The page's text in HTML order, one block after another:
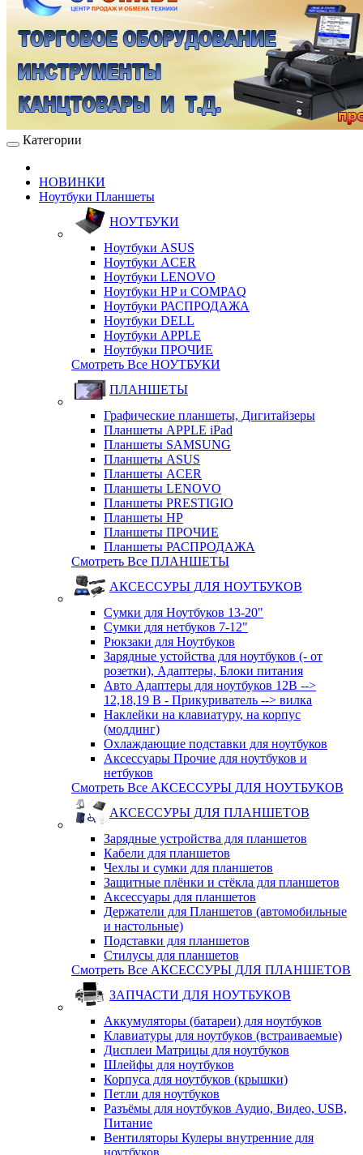
Категории
НОВИНКИ
Ноутбуки Планшеты
НОУТБУКИ
Ноутбуки ASUS
Ноутбуки ACER
Ноутбуки LENOVO
Ноутбуки HP и COMPAQ
Ноутбуки РАСПРОДАЖА
Ноутбуки DELL
Ноутбуки APPLE
Ноутбуки ПРОЧИЕ
Смотреть Все НОУТБУКИ
ПЛАНШЕТЫ
Графические планшеты, Дигитайзеры
Планшеты APPLE iPad
Планшеты SAMSUNG
Планшеты ASUS
Планшеты ACER
Планшеты LENOVO
Планшеты PRESTIGIO
Планшеты HP
Планшеты ПРОЧИЕ
Планшеты РАСПРОДАЖА
Смотреть Все ПЛАНШЕТЫ
АКСЕССУРЫ ДЛЯ НОУТБУКОВ
Сумки для Ноутбуков 13-20"
Сумки для нетбуков 7-12"
Рюкзаки для Ноутбуков
Зарядные устойства для ноутбуков (- от
розетки), Адаптеры, Блоки питания
Авто Адаптеры для ноутбуков 12В -->
12,18,19 В - Прикуриватель --> вилка
Наклейки на клавиатуру, на корпус
(моддинг)
Охлаждающие подставки для ноутбуков
Аксессуары Прочие для ноутбуков и
нетбуков
Смотреть Все АКСЕССУРЫ ДЛЯ НОУТБУКОВ
АКСЕССУРЫ ДЛЯ ПЛАНШЕТОВ
Зарядные устройства для планшетов
Кабели для планшетов
Чехлы и сумки для планшетов
Защитные плёнки и стёкла для планшетов
Аксессуары для планшетов
Держатели для Планшетов (автомобильные
и настольные)
Подставки для планшетов
Стилусы для планшетов
Смотреть Все АКСЕССУРЫ ДЛЯ ПЛАНШЕТОВ
ЗАПЧАСТИ ДЛЯ НОУТБУКОВ
Аккумуляторы (батареи) для ноутбуков
Клавиатуры для ноутбуков (встраиваемые)
Дисплеи Матрицы для ноутбуков
Шлейфы для ноутбуков
Корпуса для ноутбуков (крышки)
Петли для ноутбуков
Разъёмы для ноутбуков Аудио, Видео, USB,
Питание
Вентиляторы Кулеры внутренние для
ноутбуков